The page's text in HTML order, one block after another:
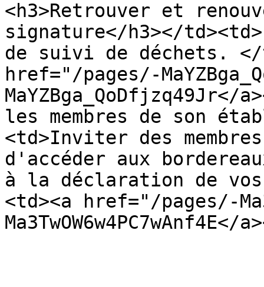
<h3>Retrouver et
signature</h3></
de suivi de déchets. </
href="/pages/-
les membres de son
<td>Inviter des
d'accéder aux
à la déclaration de
<td><a href="/pages/-